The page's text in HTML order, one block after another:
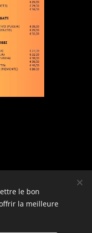
le bon
la meilleure